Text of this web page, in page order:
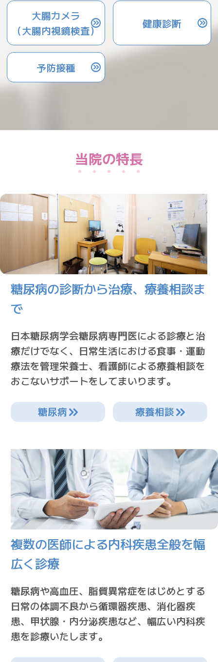
大腸カメラ
（大腸内視鏡検査）
健康診断
予防接種
当院の特長
糖尿病の診断から治療、療養相談ま
で
日本糖尿病学会糖尿病専門医による診療と治
療だけでなく、日常生活における食事・運動
療法を管理栄養士、看護師による療養相談を
おこないサポートをしてまいります。
糖尿病 療養相談
複数の医師による内科疾患全般を幅
広く診療
糖尿病や高血圧、脂質異常症をはじめとする
日常の体調不良から循環器疾患、消化器疾
患、甲状腺・内分泌疾患など、幅広い内科疾
患を診療いたします。